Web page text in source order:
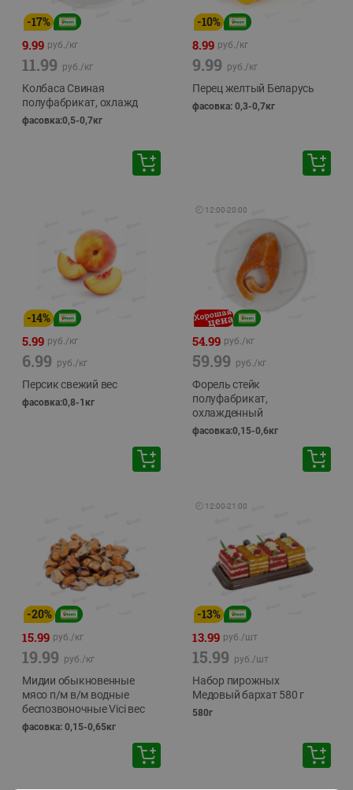
-17%
9.99 руб./кг
11.99 руб./кг
Колбаса Свиная
полуфабрикат, охлажд
фасовка:0,5-0,7кг
-10%
8.99 руб./кг
9.99 руб./кг
Перец желтый Беларусь
фасовка: 0,3-0,7кг
-14%
5.99 руб./кг
6.99 руб./кг
Персик свежий вес
фасовка:0,8-1кг
🕘 12:00-20:00
54.99 руб./кг
59.99 руб./кг
Форель стейк
полуфабрикат,
охлажденный
фасовка:0,15-0,6кг
-20%
15.99 руб./кг
19.99 руб./кг
Мидии обыкновенные
мясо п/м в/м водные
беспозвоночные Vici вес
фасовка: 0,15-0,65кг
🕘 12:00-21:00
-13%
13.99 руб./шт
15.99 руб./шт
Набор пирожных
Медовый бархат 580 г
580г